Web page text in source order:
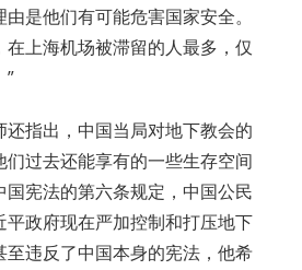
是他们有可能危害国家安全。
上海机场被滞留的人最多，仅
”
指出，中国当局对地下教会的
过去还能享有的一些生存空间
国宪法的第六条规定，中国公民
平政府现在严加控制和打压地下
至违反了中国本身的宪法，他希